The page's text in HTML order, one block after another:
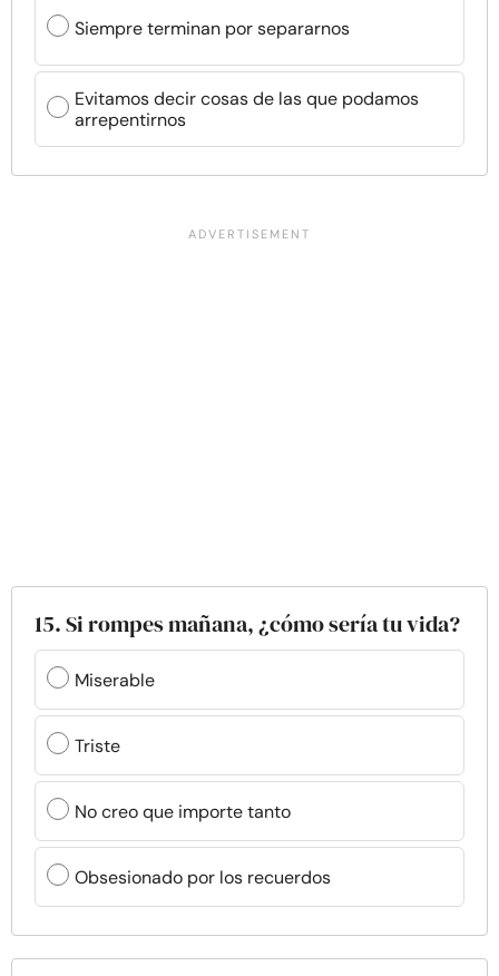
Siempre terminan por separarnos
Evitamos decir cosas de las que podamos
arrepentirnos
15. Si rompes mañana, ¿cómo sería tu vida?
Miserable
Triste
No creo que importe tanto
Obsesionado por los recuerdos